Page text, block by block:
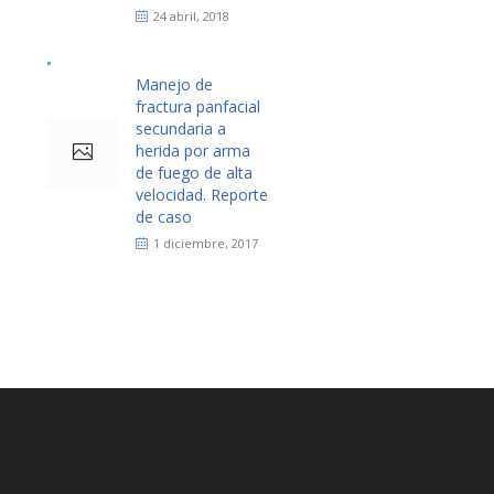
24 abril, 2018
Manejo de
fractura panfacial
secundaria a
herida por arma
de fuego de alta
velocidad. Reporte
de caso
1 diciembre, 2017